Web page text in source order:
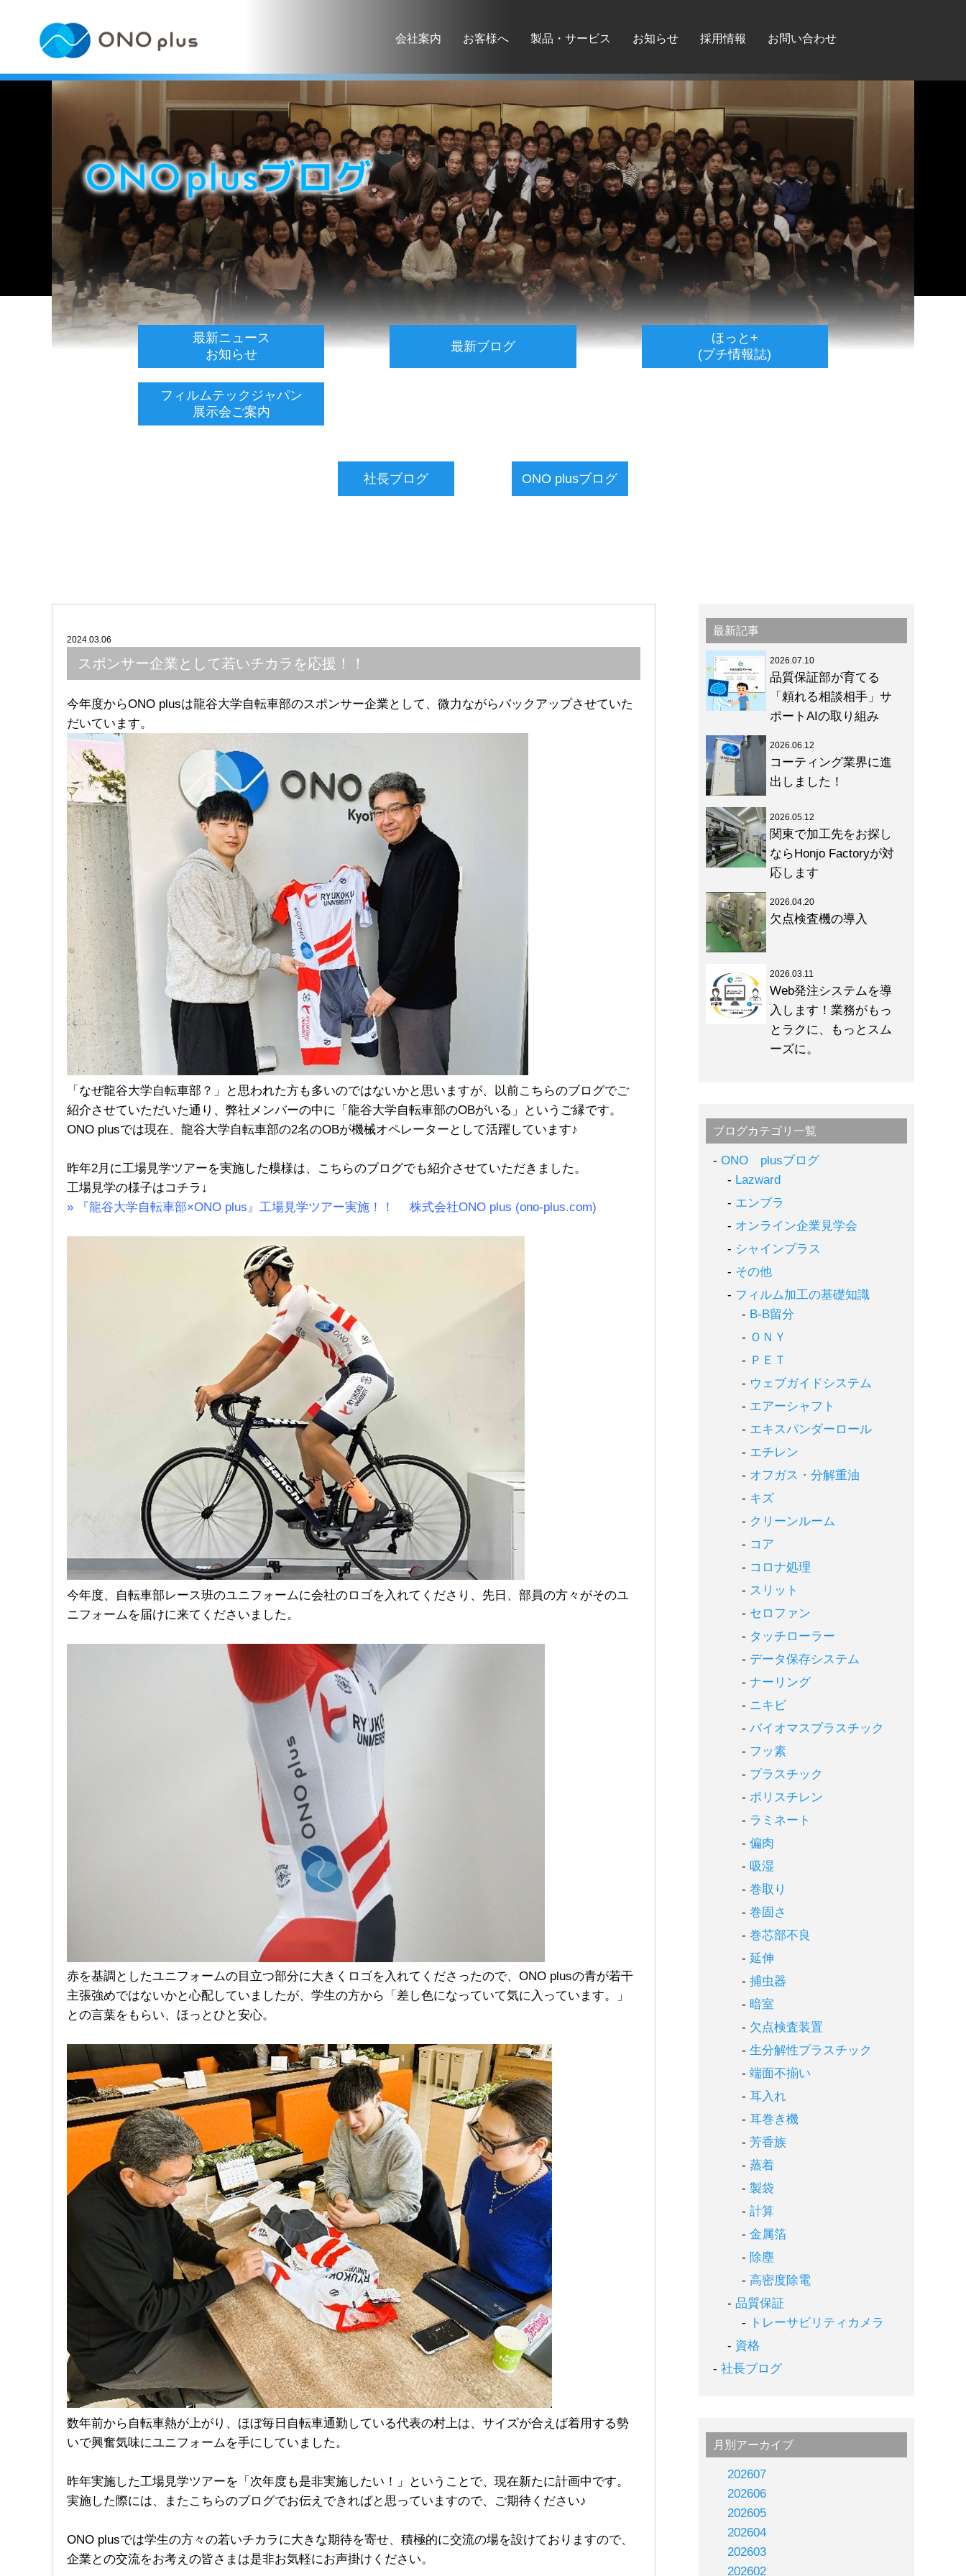
会社案内 お客様へ 製品・サービス お知らせ 採用情報 お問い合わせ
最新ニュース
お知らせ
最新ブログ
ほっと+
(プチ情報誌)
フィルムテックジャパン
展示会ご案内
社長ブログ ONO plusブログ
2024.03.06
スポンサー企業として若いチカラを応援！！
今年度からONO plusは龍谷大学自転車部のスポンサー企業として、微力ながらバックアップさせていた
「なぜ龍谷大学自転車部？」と思われた方も多いのではないかと思いますが、以前こちらのブログでご
ONO plusでは現在、龍谷大学自転車部の2名のOBが機械オペレーターとして活躍しています♪
昨年2月に工場見学ツアーを実施した模様は、こちらのブログでも紹介させていただきました。
» 『龍谷大学自転車部×ONO plus』工場見学ツアー実施！！ 株式会社ONO plus (ono-plus.com)
今年度、自転車部レース班のユニフォームに会社のロゴを入れてくださり、先日、部員の方々がそのユ
ニフォームを届けに来てくださいました。
赤を基調としたユニフォームの目立つ部分に大きくロゴを入れてくださったので、ONO plusの青が若干
主張強めではないかと心配していましたが、学生の方から「差し色になっていて気に入っています。」
との言葉をもらい、ほっとひと安心。
数年前から自転車熱が上がり、ほぼ毎日自転車通勤している代表の村上は、サイズが合えば着用する勢
いで興奮気味にユニフォームを手にしていました。
昨年実施した工場見学ツアーを「次年度も是非実施したい！」ということで、現在新たに計画中です。
実施した際には、またこちらのブログでお伝えできればと思っていますので、ご期待ください♪
ONO plusでは学生の方々の若いチカラに大きな期待を寄せ、積極的に交流の場を設けておりますので、
企業との交流をお考えの皆さまは是非お気軽にお声掛けください。
最新記事
2026.07.10
品質保証部が育てる
「頼れる相談相手」サ
ポートAIの取り組み
2026.06.12
コーティング業界に進
出しました！
2026.05.12
関東で加工先をお探し
ならHonjo Factoryが対
応します
2026.04.20
欠点検査機の導入
2026.03.11
Web発注システムを導
入します！業務がもっ
とラクに、もっとスム
ーズに。
ブログカテゴリ一覧
ONO plusブログ
Lazward
エンプラ
オンライン企業見学会
シャインプラス
その他
フィルム加工の基礎知識
B-B留分
ＯＮＹ
ＰＥＴ
ウェブガイドシステム
エアーシャフト
エキスパンダーロール
エチレン
オフガス・分解重油
キズ
クリーンルーム
コア
コロナ処理
スリット
セロファン
タッチローラー
データ保存システム
ナーリング
ニキビ
バイオマスプラスチック
フッ素
プラスチック
ポリスチレン
ラミネート
偏肉
吸湿
巻取り
巻固さ
巻芯部不良
延伸
捕虫器
暗室
欠点検査装置
生分解性プラスチック
端面不揃い
耳入れ
耳巻き機
芳香族
蒸着
製袋
計算
金属箔
除塵
高密度除電
品質保証
トレーサビリティカメラ
資格
社長ブログ
月別アーカイブ
202607
202606
202605
202604
202603
202602